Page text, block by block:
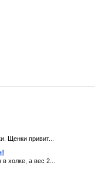
Щенки привит...
холке, а вес 2...